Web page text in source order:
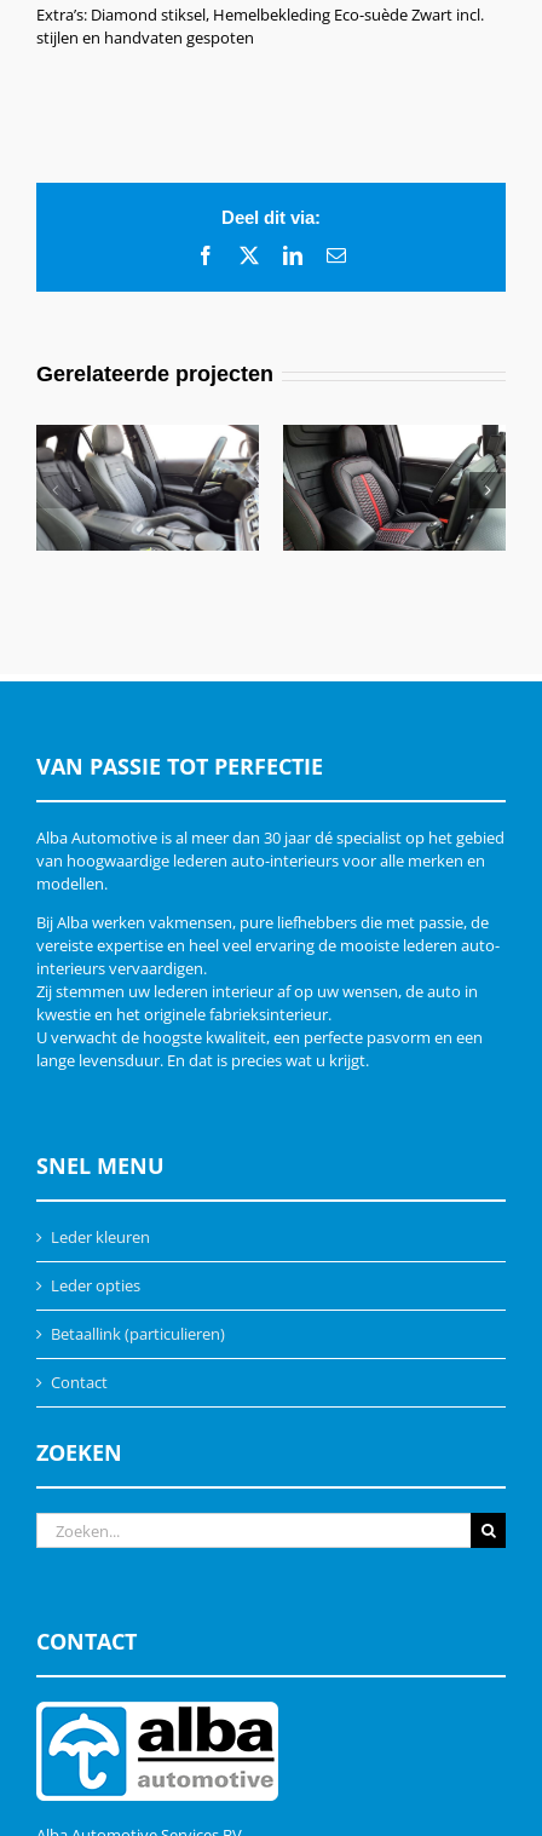
Extra’s: Diamond stiksel, Hemelbekleding Eco-suède Zwart incl.
stijlen en handvaten gespoten
Deel dit via:
Facebook LinkedIn
E-
Gerelateerde projecten
Mercedes GLE, Alba
Buffalino A0500
Zwart A4797
Mercedes Benz
Citan, Alba eco-
leather® Zwart
VAN PASSIE TOT PERFECTIE
Alba Automotive is al meer dan 30 jaar dé specialist op het gebied
van hoogwaardige lederen auto-interieurs voor alle merken en
modellen.
Bij Alba werken vakmensen, pure liefhebbers die met passie, de
vereiste expertise en heel veel ervaring de mooiste lederen auto-
interieurs vervaardigen.
Zij stemmen uw lederen interieur af op uw wensen, de auto in
kwestie en het originele fabrieksinterieur.
U verwacht de hoogste kwaliteit, een perfecte pasvorm en een
lange levensduur. En dat is precies wat u krijgt.
SNEL MENU
Leder kleuren
Leder opties
Betaallink (particulieren)
Contact
ZOEKEN
Zoeken
naar:
CONTACT